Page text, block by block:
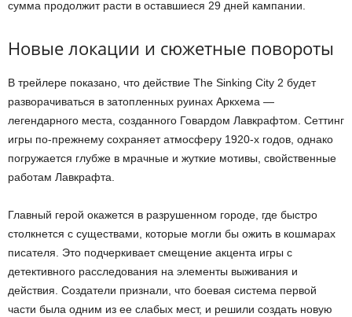
сумма продолжит расти в оставшиеся 29 дней кампании.
Новые локации и сюжетные повороты
В трейлере показано, что действие The Sinking City 2 будет
разворачиваться в затопленных руинах Аркхема —
легендарного места, созданного Говардом Лавкрафтом. Сеттинг
игры по-прежнему сохраняет атмосферу 1920-х годов, однако
погружается глубже в мрачные и жуткие мотивы, свойственные
работам Лавкрафта.
Главный герой окажется в разрушенном городе, где быстро
столкнется с существами, которые могли бы ожить в кошмарах
писателя. Это подчеркивает смещение акцента игры с
детективного расследования на элементы выживания и
действия. Создатели признали, что боевая система первой
части была одним из ее слабых мест, и решили создать новую